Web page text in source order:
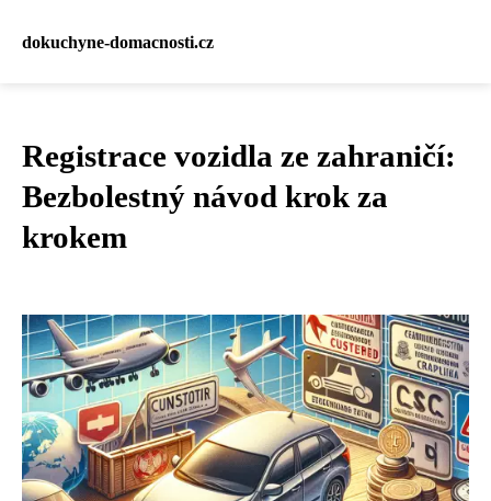
dokuchyne-domacnosti.cz
Registrace vozidla ze zahraničí:
Bezbolestný návod krok za
krokem